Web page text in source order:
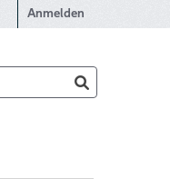
Anmelden